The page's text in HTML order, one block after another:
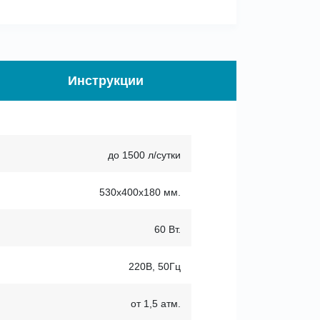
Инструкции
до 1500 л/сутки
530х400х180 мм.
60 Вт.
220В, 50Гц
от 1,5 атм.